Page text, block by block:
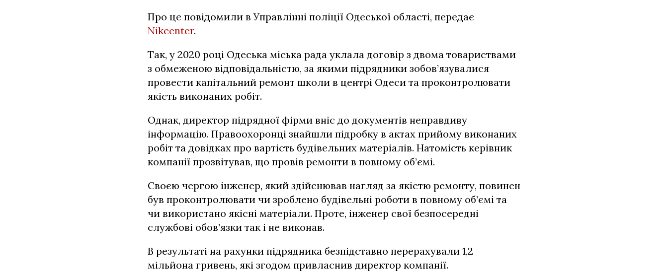
Про це повідомили в Управлінні поліції Одеської області, передає
Nikcenter.
Так, у 2020 році Одеська міська рада уклала договір з двома товариствами
з обмеженою відповідальністю, за якими підрядники зобов’язувалися
провести капітальний ремонт школи в центрі Одеси та проконтролювати
якість виконаних робіт.
Однак, директор підрядної фірми вніс до документів неправдиву
інформацію. Правоохоронці знайшли підробку в актах прийому виконаних
робіт та довідках про вартість будівельних матеріалів. Натомість керівник
компанії прозвітував, що провів ремонти в повному об’ємі.
Своєю чергою інженер, який здійснював нагляд за якістю ремонту, повинен
був проконтролювати чи зроблено будівельні роботи в повному об’ємі та
чи використано якісні матеріали. Проте, інженер свої безпосередні
службові обов’язки так і не виконав.
В результаті на рахунки підрядника безпідставно перерахували 1,2
мільйона гривень, які згодом привласнив директор компанії.